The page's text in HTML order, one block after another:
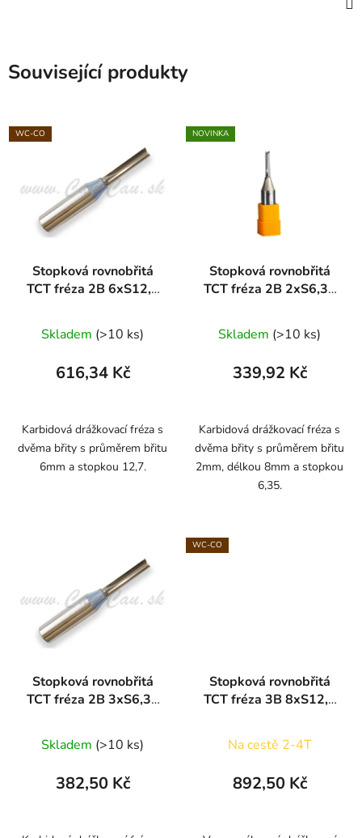
Související produkty
WC-CO
Stopková rovnobřitá
TCT fréza 2B 6xS12,7
hodnocení
produktu
z
5
hvězdiček.
Skladem (>10 ks)
616,34 Kč
Karbidová drážkovací fréza s
dvěma břity s průměrem břitu
6mm a stopkou 12,7.
NOVINKA
Stopková rovnobřitá
TCT fréza 2B 2xS6,35
Skladem (>10 ks)
339,92 Kč
Karbidová drážkovací fréza s
dvěma břity s průměrem břitu
2mm, délkou 8mm a stopkou
6,35.
Stopková rovnobřitá
TCT fréza 2B 3xS6,35
Skladem (>10 ks)
382,50 Kč
WC-CO
Stopková rovnobřitá
TCT fréza 3B 8xS12,7
Na cestě 2-4T
892,50 Kč